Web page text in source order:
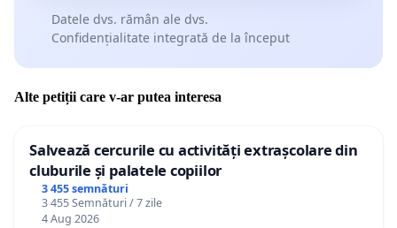
Datele dvs. rămân ale dvs.
Confidențialitate integrată de la început
Alte petiții care v-ar putea interesa
Salvează cercurile cu activități extrașcolare din
cluburile și palatele copiilor
3 455 semnături
3 455 Semnături / 7 zile
4 Aug 2026